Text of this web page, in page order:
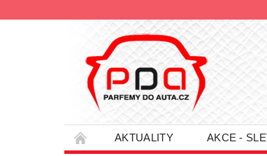
AKTUALITY AKCE -